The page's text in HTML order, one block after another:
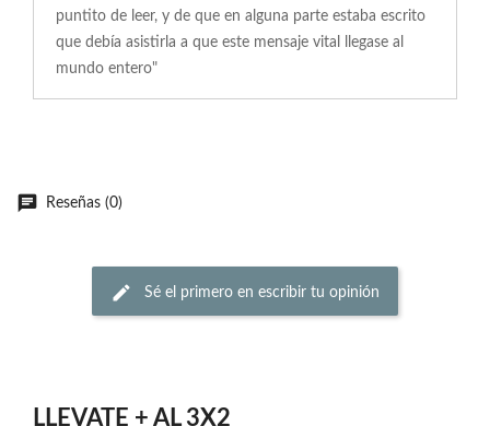
puntito de leer, y de que en alguna parte estaba escrito
que debía asistirla a que este mensaje vital llegase al
mundo entero"
Reseñas (0)
Sé el primero en escribir tu opinión
LLEVATE + AL 3X2